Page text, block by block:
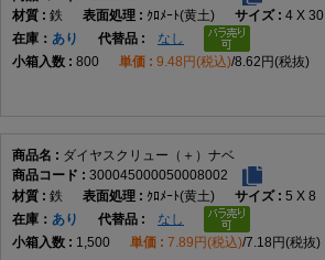
鉄
ｸﾛﾒｰﾄ(黄土)
4 X 30
在庫
あり
なし
800
9.48円(税込) 8.62円(税抜)
ダイヤスクリュー（＋）ナベ
300045000050008002
鉄
ｸﾛﾒｰﾄ(黄土)
5 X 8
在庫
あり
なし
1,500
7.89円(税込) 7.18円(税抜)